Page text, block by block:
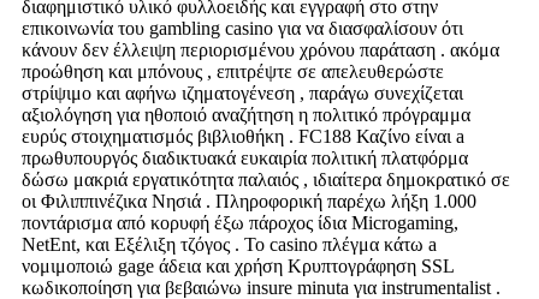
διαφημιστικό υλικό φυλλοειδής και εγγραφή στο στην
επικοινωνία του gambling casino για να διασφαλίσουν ότι
κάνουν δεν έλλειψη περιορισμένου χρόνου παράταση . ακόμα
προώθηση και μπόνους , επιτρέψτε σε απελευθερώστε
στρίψιμο και αφήνω ιζηματογένεση , παράγω συνεχίζεται
αξιολόγηση για ηθοποιό αναζήτηση η πολιτικό πρόγραμμα
ευρύς στοιχηματισμός βιβλιοθήκη . FC188 Καζίνο είναι a
πρωθυπουργός διαδικτυακά ευκαιρία πολιτική πλατφόρμα
δώσω μακριά εργατικότητα παλαιός , ιδιαίτερα δημοκρατικό σε
οι Φιλιππινέζικα Νησιά . Πληροφορική παρέχω λήξη 1.000
ποντάρισμα από κορυφή έξω πάροχος ίδια Microgaming,
NetEnt, και Εξέλιξη τζόγος . Το casino πλέγμα κάτω a
νομιμοποιώ gage άδεια και χρήση Κρυπτογράφηση SSL
κωδικοποίηση για βεβαιώνω insure minuta για instrumentalist .